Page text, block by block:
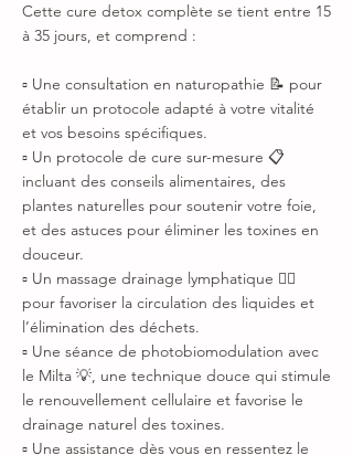
Cette cure detox complète se tient entre 15
à 35 jours, et comprend :
▫ Une consultation en naturopathie 📝 pour
établir un protocole adapté à votre vitalité
et vos besoins spécifiques.
▫ Un protocole de cure sur-mesure 📋
incluant des conseils alimentaires, des
plantes naturelles pour soutenir votre foie,
et des astuces pour éliminer les toxines en
douceur.
▫ Un massage drainage lymphatique 💆‍♀️
pour favoriser la circulation des liquides et
l’élimination des déchets.
▫ Une séance de photobiomodulation avec
le Milta 💡, une technique douce qui stimule
le renouvellement cellulaire et favorise le
drainage naturel des toxines.
▫ Une assistance dès vous en ressentez le